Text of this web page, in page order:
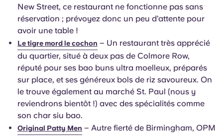
New Street, ce restaurant ne fonctionne pas sans
réservation ; prévoyez donc un peu d’attente pour
avoir une table !
Le tigre mord le cochon – Un restaurant très apprécié
du quartier, situé à deux pas de Colmore Row,
réputé pour ses bao buns ultra moelleux, préparés
sur place, et ses généreux bols de riz savoureux. On
le trouve également au marché St. Paul (nous y
reviendrons bientôt !) avec des spécialités comme
son char siu bao.
Original Patty Men – Autre fierté de Birmingham, OPM